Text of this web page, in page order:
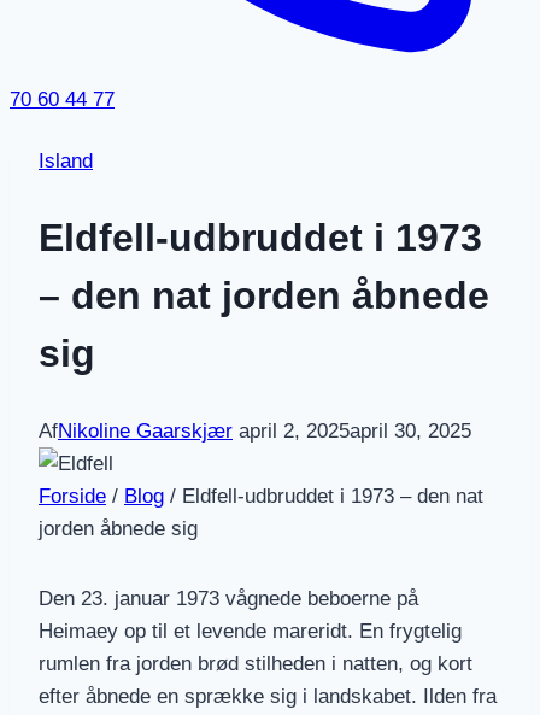
70 60 44 77
Island
Eldfell-udbruddet i 1973
– den nat jorden åbnede
sig
AfNikoline Gaarskjær april 2, 2025april 30, 2025
Forside / Blog / Eldfell-udbruddet i 1973 – den nat
jorden åbnede sig
Den 23. januar 1973 vågnede beboerne på
Heimaey op til et levende mareridt. En frygtelig
rumlen fra jorden brød stilheden i natten, og kort
efter åbnede en sprække sig i landskabet. Ilden fra